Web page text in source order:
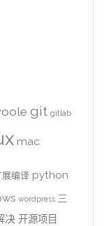
git gitlab
mac
编译 python
wordpress 三
决 开源项目